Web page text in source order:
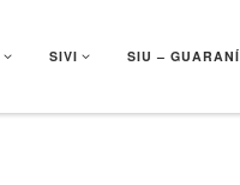
SIVI SIU – GUARANÍ